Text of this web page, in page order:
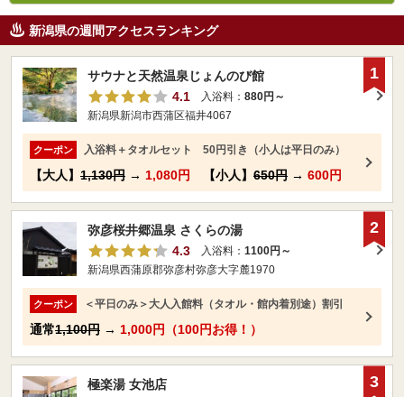
新潟県の週間アクセスランキング
サウナと天然温泉じょんのび館
4.1
入浴料： 880円～
新潟県新潟市西蒲区福井4067
クーポン 入浴料＋タオルセット 50円引き（小人は平日のみ）
【大人】 1,130円 → 1,080円 【小人】 650円 → 600円
1
弥彦桜井郷温泉 さくらの湯
4.3
入浴料： 1100円～
新潟県西蒲原郡弥彦村弥彦大字麓1970
クーポン ＜平日のみ＞大人入館料（タオル・館内着別途）割引
通常1,100円 → 1,000円（100円お得！）
2
極楽湯 女池店
3